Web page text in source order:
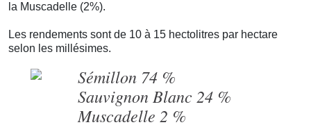
la Muscadelle (2%).
Les rendements sont de 10 à 15 hectolitres par hectare
selon les millésimes.
Sémillon 74 %
Sauvignon Blanc 24 %
Muscadelle 2 %